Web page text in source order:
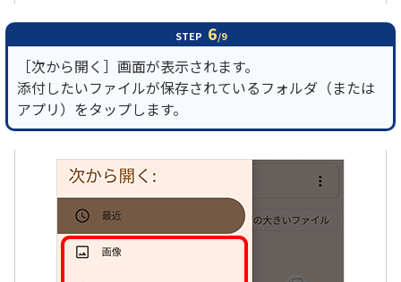
STEP 6/9
［次から開く］画面が表示されます。
添付したいファイルが保存されているフォルダ（または
アプリ）をタップします。